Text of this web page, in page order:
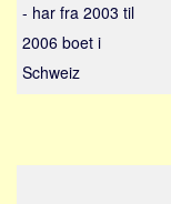
USA
Alle
Nøgleord
Job
- har fra 2003 til
2006 boet i
Schweiz